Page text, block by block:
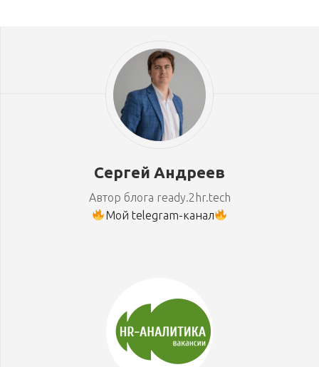
Сергей Андреев
Автор блога ready.2hr.tech
Мой telegram-канал